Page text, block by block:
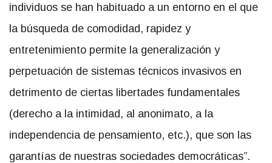
individuos se han habituado a un entorno en el que
la búsqueda de comodidad, rapidez y
entretenimiento permite la generalización y
perpetuación de sistemas técnicos invasivos en
detrimento de ciertas libertades fundamentales
(derecho a la intimidad, al anonimato, a la
independencia de pensamiento, etc.), que son las
garantías de nuestras sociedades democráticas”.